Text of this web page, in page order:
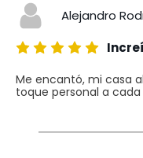
Alejandro
Me encantó, mi casa
toque personal a